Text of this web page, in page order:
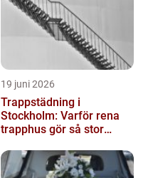
19 juni 2026
Trappstädning i
Stockholm: Varför rena
trapphus gör så stor